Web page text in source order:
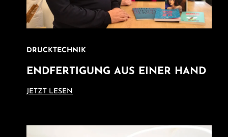
DRUCKTECHNIK
ENDFERTIGUNG AUS EINER HAND
JETZT LESEN